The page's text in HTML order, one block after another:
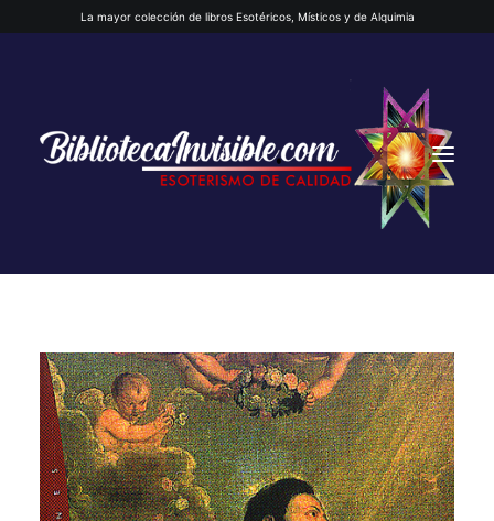
La mayor colección de libros Esotéricos, Místicos y de Alquimia
INICIO
QUIENES SOMOS